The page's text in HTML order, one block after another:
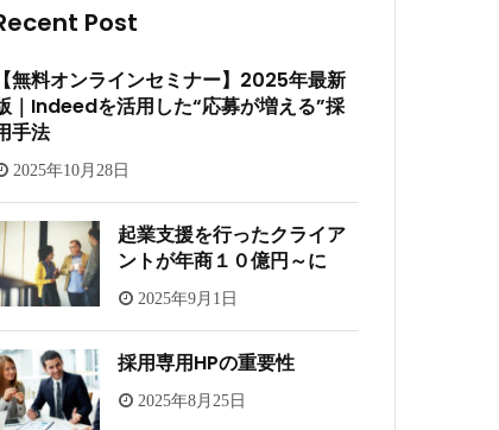
Post
【無料オンラインセミナー】2025年最新
｜Indeedを活用した“応募が増える”採
手法
2025年10月28日
起業支援を行ったクライア
ントが年商１０億円～に
2025年9月1日
採用専用HPの重要性
2025年8月25日